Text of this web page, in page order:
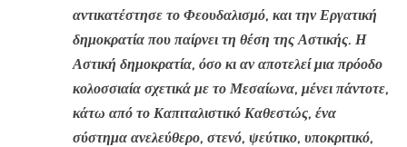
αντικατέστησε το Φεουδαλισμό, και την Εργατική
δημοκρατία που παίρνει τη θέση της Αστικής. Η
Αστική δημοκρατία, όσο κι αν αποτελεί μια πρόοδο
κολοσσιαία σχετικά με το Μεσαίωνα, μένει πάντοτε,
κάτω από το Καπιταλιστικό Καθεστώς, ένα
σύστημα ανελεύθερο, στενό, ψεύτικο, υποκριτικό,